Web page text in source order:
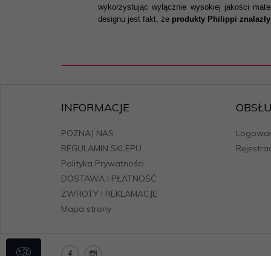
wykorzystując wyłącznie wysokiej jakości
designu jest fakt, że produkty Philippi
INFORMACJE
POZNAJ NAS
REGULAMIN SKLEPU
Polityka Prywatności
DOSTAWA I PŁATNOŚĆ
ZWROTY I REKLAMACJE
Mapa strony